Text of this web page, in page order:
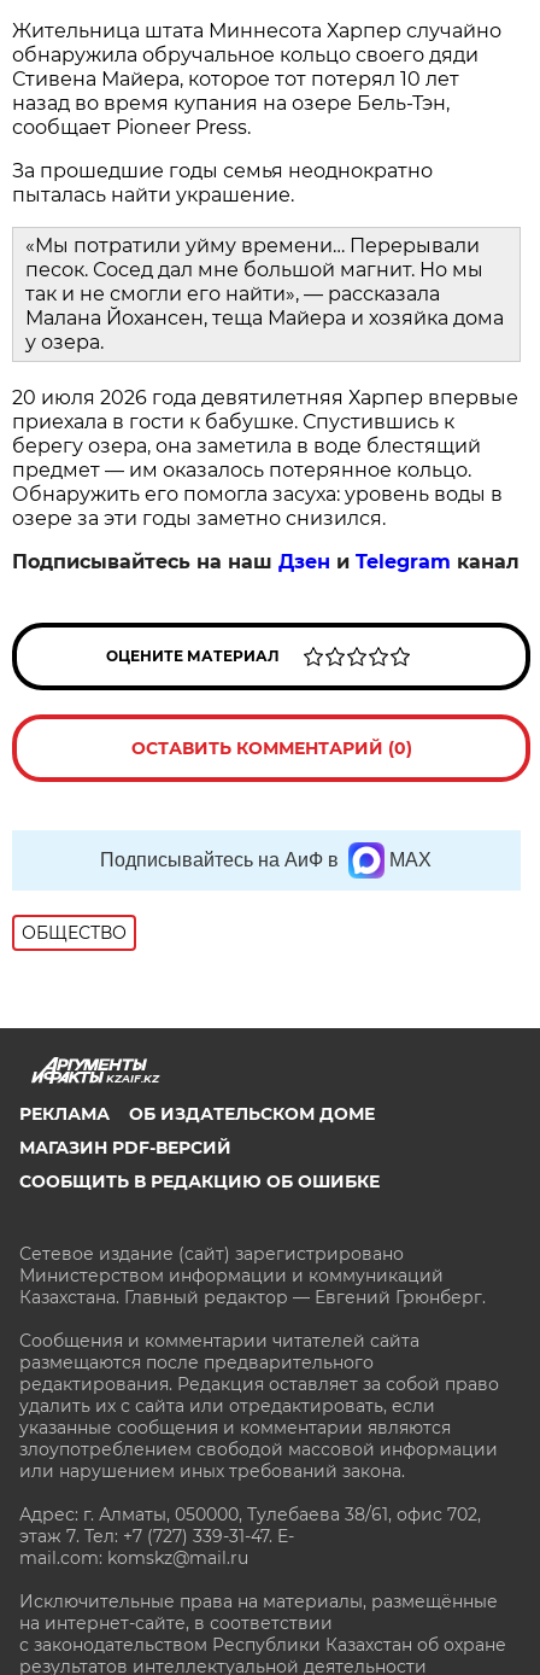
Жительница штата Миннесота Харпер случайно
обнаружила обручальное кольцо своего дяди
Стивена Майера, которое тот потерял 10 лет
назад во время купания на озере Бель-Тэн,
сообщает Pioneer Press.
За прошедшие годы семья неоднократно
пыталась найти украшение.
«Мы потратили уйму времени… Перерывали
песок. Сосед дал мне большой магнит. Но мы
так и не смогли его найти», — рассказала
Малана Йохансен, теща Майера и хозяйка дома
у озера.
20 июля 2026 года девятилетняя Харпер впервые
приехала в гости к бабушке. Спустившись к
берегу озера, она заметила в воде блестящий
предмет — им оказалось потерянное кольцо.
Обнаружить его помогла засуха: уровень воды в
озере за эти годы заметно снизился.
Подписывайтесь на нашДзен иTelegram канал
ОЦЕНИТЕ МАТЕРИАЛ
ОСТАВИТЬ КОММЕНТАРИЙ (0)
Подписывайтесь на АиФ в MAX
ОБЩЕСТВО
KZAIF.KZ
РЕКЛАМА
ОБ ИЗДАТЕЛЬСКОМ ДОМЕ
МАГАЗИН PDF-ВЕРСИЙ
СООБЩИТЬ В РЕДАКЦИЮ ОБ ОШИБКЕ
Сетевое издание (сайт) зарегистрировано
Министерством информации и коммуникаций
Казахстана. Главный редактор — Евгений Грюнберг.
Сообщения и комментарии читателей сайта
размещаются после предварительного
редактирования. Редакция оставляет за собой право
удалить их с сайта или отредактировать, если
указанные сообщения и комментарии являются
злоупотреблением свободой массовой информации
или нарушением иных требований закона.
Адрес: г. Алматы, 050000, Тулебаева 38/61, офис 702,
этаж 7. Тел: +7 (727) 339-31-47. E-
mail.com: komskz@mail.ru
Исключительные права на материалы, размещённые
на интернет-сайте, в соответствии
с законодательством Республики Казахстан об охране
результатов интеллектуальной деятельности